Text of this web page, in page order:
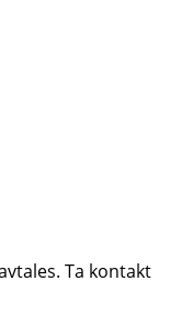
Ta kontakt